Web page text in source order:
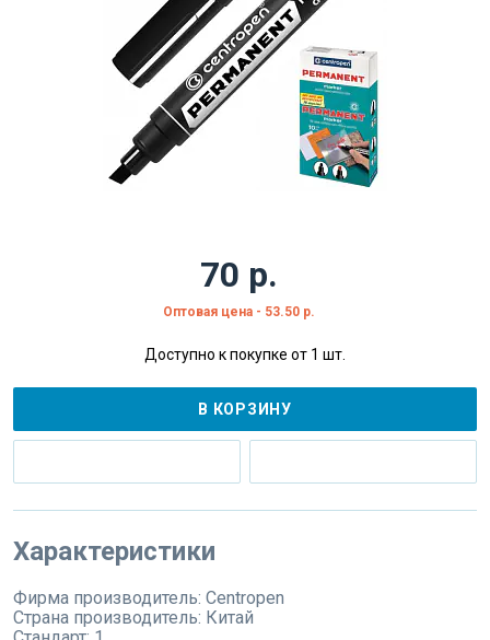
70 р.
Оптовая цена - 53.50 р.
Доступно к покупке от 1 шт.
В КОРЗИНУ
Характеристики
Фирма производитель: Centropen
Страна производитель: Китай